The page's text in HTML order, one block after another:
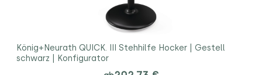
König+Neurath QUICK. III Stehhilfe Hocker | Gestell
schwarz | Konfigurator